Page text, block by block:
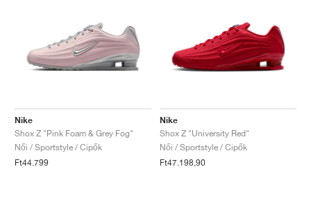
Nike
Shox Z "Pink Foam & Grey Fog"
Női / Sportstyle / Cipők
Ft44.799
Nike
Shox Z "University Red"
Női / Sportstyle / Cipők
Ft47.198,90